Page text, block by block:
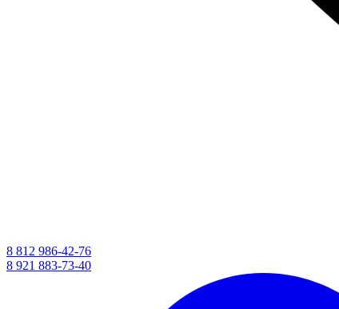
8 812 986-42-76
8 921 883-73-40